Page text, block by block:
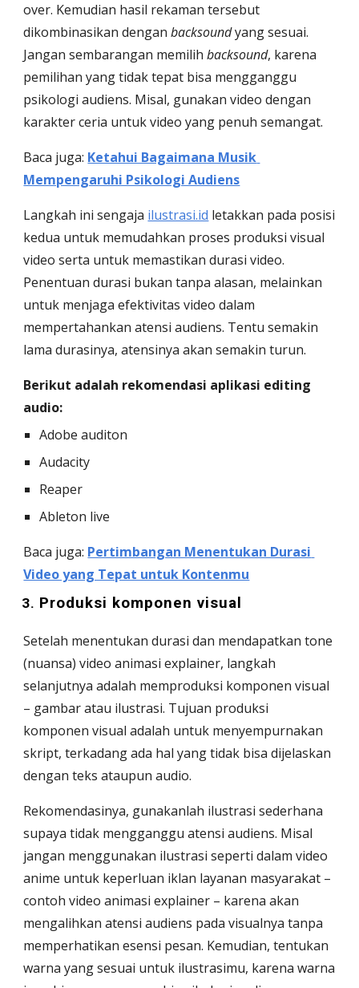
over. Kemudian hasil rekaman tersebut
dikombinasikan dengan backsound yang sesuai.
Jangan sembarangan memilih backsound, karena
pemilihan yang tidak tepat bisa mengganggu
psikologi audiens. Misal, gunakan video dengan
karakter ceria untuk video yang penuh semangat.
Baca juga: Ketahui Bagaimana Musik
Mempengaruhi Psikologi Audiens
Langkah ini sengaja ilustrasi.id letakkan pada posisi
kedua untuk memudahkan proses produksi visual
video serta untuk memastikan durasi video.
Penentuan durasi bukan tanpa alasan, melainkan
untuk menjaga efektivitas video dalam
mempertahankan atensi audiens. Tentu semakin
lama durasinya, atensinya akan semakin turun.
Berikut adalah rekomendasi aplikasi editing
audio:
Adobe auditon
Audacity
Reaper
Ableton live
Baca juga: Pertimbangan Menentukan Durasi
Video yang Tepat untuk Kontenmu
Produksi komponen visual
Setelah menentukan durasi dan mendapatkan tone
(nuansa) video animasi explainer, langkah
selanjutnya adalah memproduksi komponen visual
– gambar atau ilustrasi. Tujuan produksi
komponen visual adalah untuk menyempurnakan
skript, terkadang ada hal yang tidak bisa dijelaskan
dengan teks ataupun audio.
Rekomendasinya, gunakanlah ilustrasi sederhana
supaya tidak mengganggu atensi audiens. Misal
jangan menggunakan ilustrasi seperti dalam video
anime untuk keperluan iklan layanan masyarakat –
contoh video animasi explainer – karena akan
mengalihkan atensi audiens pada visualnya tanpa
memperhatikan esensi pesan. Kemudian, tentukan
warna yang sesuai untuk ilustrasimu, karena warna